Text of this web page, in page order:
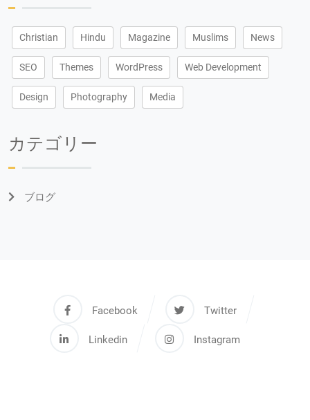
Christian Hindu Magazine Muslims News
SEO Themes WordPress Web Development
Design Photography Media
カテゴリー
ブログ
Facebook Twitter
Linkedin Instagram